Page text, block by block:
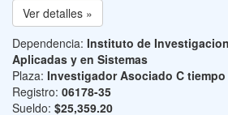
Ver detalles »
Dependencia: Instituto de
Aplicadas y en Sistemas
Plaza: Investigador Asociado C
Registro: 06178-35
Sueldo: $25,359.20